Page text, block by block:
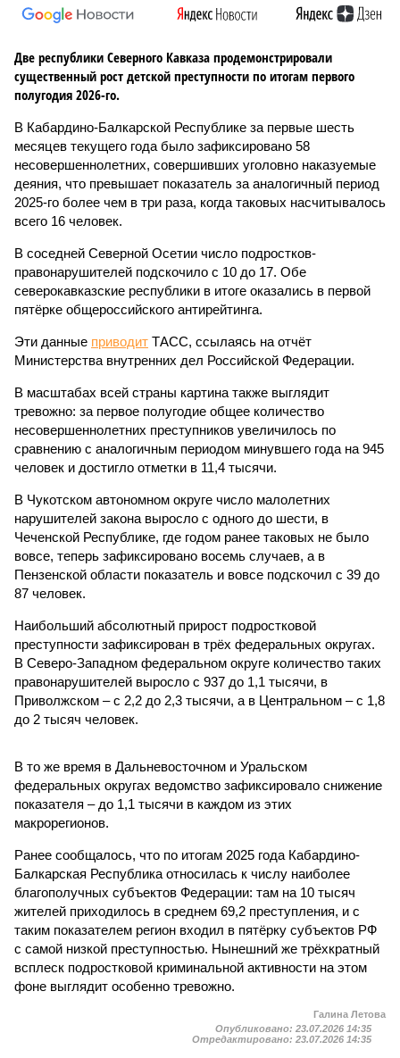
Две республики Северного Кавказа продемонстрировали
существенный рост детской преступности по итогам первого
полугодия 2026-го.
В Кабардино-Балкарской Республике за первые шесть
месяцев текущего года было зафиксировано 58
несовершеннолетних, совершивших уголовно наказуемые
деяния, что превышает показатель за аналогичный период
2025-го более чем в три раза, когда таковых насчитывалось
всего 16 человек.
В соседней Северной Осетии число подростков-
правонарушителей подскочило с 10 до 17. Обе
северокавказские республики в итоге оказались в первой
пятёрке общероссийского антирейтинга.
Эти данные приводит ТАСС, ссылаясь на отчёт
Министерства внутренних дел Российской Федерации.
В масштабах всей страны картина также выглядит
тревожно: за первое полугодие общее количество
несовершеннолетних преступников увеличилось по
сравнению с аналогичным периодом минувшего года на 945
человек и достигло отметки в 11,4 тысячи.
В Чукотском автономном округе число малолетних
нарушителей закона выросло с одного до шести, в
Чеченской Республике, где годом ранее таковых не было
вовсе, теперь зафиксировано восемь случаев, а в
Пензенской области показатель и вовсе подскочил с 39 до
87 человек.
Наибольший абсолютный прирост подростковой
преступности зафиксирован в трёх федеральных округах.
В Северо-Западном федеральном округе количество таких
правонарушителей выросло с 937 до 1,1 тысячи, в
Приволжском – с 2,2 до 2,3 тысячи, а в Центральном – с 1,8
до 2 тысяч человек.
В то же время в Дальневосточном и Уральском
федеральных округах ведомство зафиксировало снижение
показателя – до 1,1 тысячи в каждом из этих
макрорегионов.
Ранее сообщалось, что по итогам 2025 года Кабардино-
Балкарская Республика относилась к числу наиболее
благополучных субъектов Федерации: там на 10 тысяч
жителей приходилось в среднем 69,2 преступления, и с
таким показателем регион входил в пятёрку субъектов РФ
с самой низкой преступностью. Нынешний же трёхкратный
всплеск подростковой криминальной активности на этом
фоне выглядит особенно тревожно.
Галина Летова
Опубликовано: 23.07.2026 14:35
Отредактировано: 23.07.2026 14:35